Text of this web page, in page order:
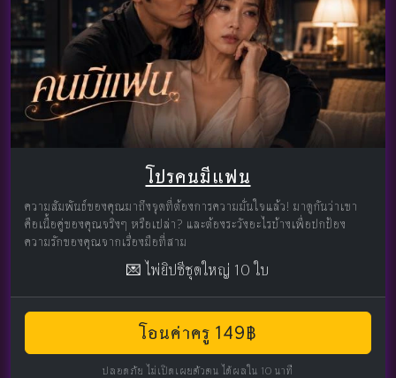
โปรคนมีแฟน
ความสัมพันธ์ของคุณมาถึงจุดที่ต้องการความมั่นใจแล้ว! มาดูกันว่าเขา
คือเนื้อคู่ของคุณจริงๆ หรือเปล่า? และต้องระวังอะไรบ้างเพื่อปกป้อง
ความรักของคุณจากเรื่องมือที่สาม
💌 ไพ่ยิปซีชุดใหญ่ 10 ใบ
โอนค่าครู 149฿
ปลอดภัย ไม่เปิดเผยตัวตน ได้ผลใน 10 นาที